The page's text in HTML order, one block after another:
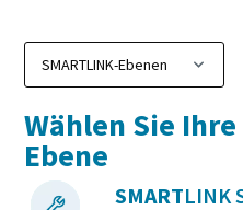
Wählen Sie Ihre
Ebene
SMARTLINK